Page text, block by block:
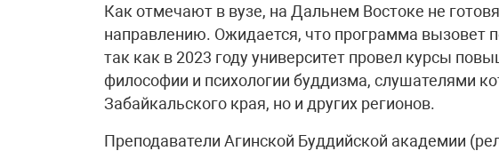
Как отмечают в вузе, на Дальнем Востоке не
направлению. Ожидается, что программа вызовет
так как в 2023 году университет провел курсы
философии и психологии буддизма, слушателями
Забайкальского края, но и других регионов.
Преподаватели Агинской Буддийской академии